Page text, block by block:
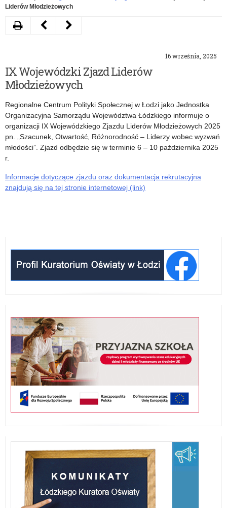
Liderów Młodzieżowych
16 września, 2025
IX Wojewódzki Zjazd Liderów
Młodzieżowych
Regionalne Centrum Polityki Społecznej w Łodzi jako Jednostka
Organizacyjna Samorządu Województwa Łódzkiego informuje o
organizacji IX Wojewódzkiego Zjazdu Liderów Młodzieżowych 2025
pn. „Szacunek, Otwartość, Różnorodność – Liderzy wobec wyzwań
młodości”. Zjazd odbędzie się w terminie 6 – 10 października 2025
r.
Informacje dotyczące zjazdu oraz dokumentacja rekrutacyjna
znajdują się na tej stronie internetowej (link)
DrukujNastępny
„Świadek
Polskiej
Historii”
Poprzedni
rok
szkolny
Erasmusem